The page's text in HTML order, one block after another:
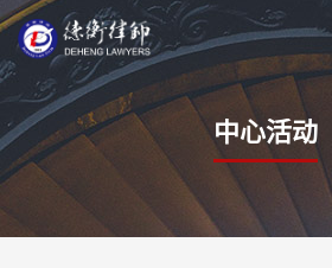
中心活动